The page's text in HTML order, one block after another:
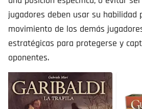
jugadores deben usar su habilidad
movimiento de los demás
estratégicas para protegerse y
oponentes.